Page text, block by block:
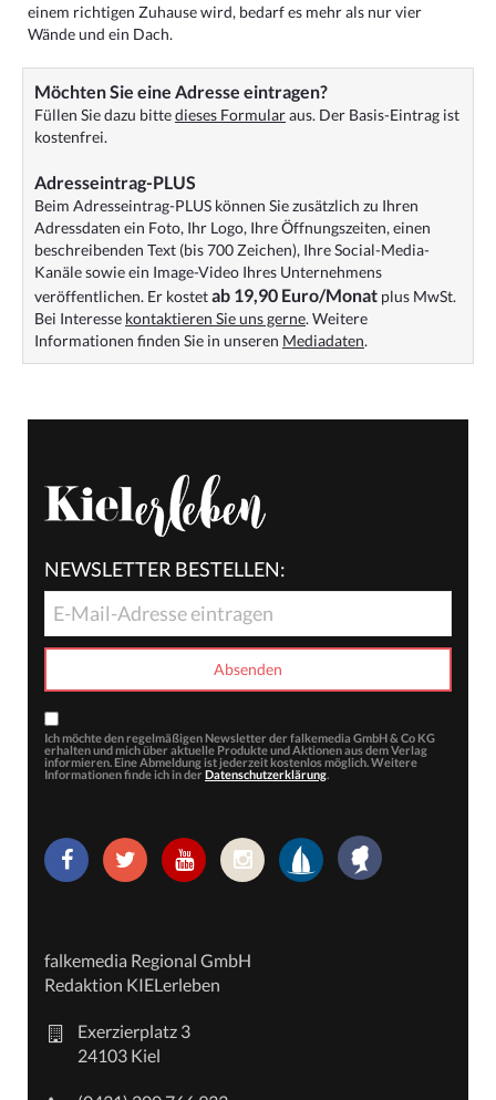
einem richtigen Zuhause wird, bedarf es mehr als nur vier
Wände und ein Dach.
Möchten Sie eine Adresse eintragen?
Füllen Sie dazu bittedieses Formularaus. Der Basis-Eintrag ist
kostenfrei.
Adresseintrag-PLUS
Beim Adresseintrag-PLUS können Sie zusätzlich zu Ihren
Adressdaten ein Foto, Ihr Logo, Ihre Öffnungszeiten, einen
beschreibenden Text (bis 700 Zeichen), Ihre Social-Media-
Kanäle sowie ein Image-Video Ihres Unternehmens
veröffentlichen. Er kostetab 19,90 Euro/Monat plus MwSt.
Bei Interesse kontaktieren Sie uns gerne. Weitere
Informationen finden Sie in unseren Mediadaten.
NEWSLETTER BESTELLEN:
Ich möchte den regelmäßigen Newsletter der falkemedia GmbH & Co KG
erhalten und mich über aktuelle Produkte und Aktionen aus dem Verlag
informieren. Eine Abmeldung ist jederzeit kostenlos möglich. Weitere
Informationen finde ich in der Datenschutzerklärung.
falkemedia Regional GmbH
Redaktion KIELerleben
Exerzierplatz 3
24103 Kiel